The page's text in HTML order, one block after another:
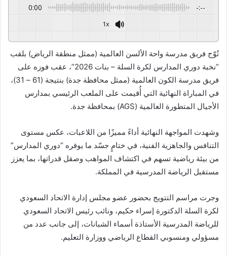
0:00 -:--
1x
Powered By
تُوّج فريق مدرسة واحة الألسن العالمية (ممثل منطقة الرياض) بلقب
“نخبة دوري المدارس لكرة السلة – بنات 2026”، عقب فوزه على
فريق مدرسة الكون العالمية (ممثل محافظة جدة) بنتيجة (61 – 31)،
في المباراة النهائية التي أُقيمت على الملعب الرئيسي بمدارس
الأجيال المتطورة العالمية (AGS) بمحافظة جدة.
وشهدت المواجهة النهائية أداءً مميزًا من اللاعبات، عكس مستوى
التنافس والجاهزية الفنية، في ختامٍ جسّد ما يوفره “دوري المدارس”
من بيئة رياضية تسهم في اكتشاف المواهب وصقل قدراتها، بما يعزز
مستقبل الرياضة المدرسية في المملكة.
وجرت مراسم التتويج بحضور عضو مجلس إدارة الاتحاد السعودي
لكرة السلة الدكتورة إسراء حكيم، ونائب رئيس الاتحاد السعودي
للرياضة المدرسية الأستاذة أسماء الشبانات، إلى جانب عدد من
مسؤولي ومنسوبي القطاع الرياضي ووزارة التعليم.